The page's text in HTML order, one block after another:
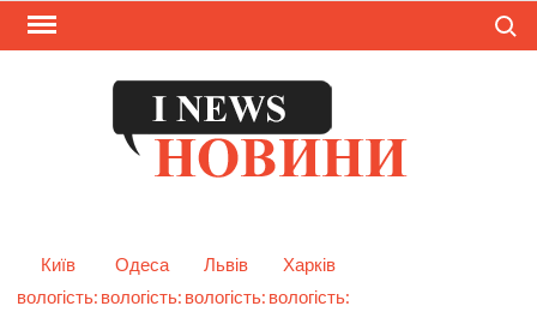
Skip
Київ
Одеса Львів
Харків
вологість: вологість: вологість: вологість: